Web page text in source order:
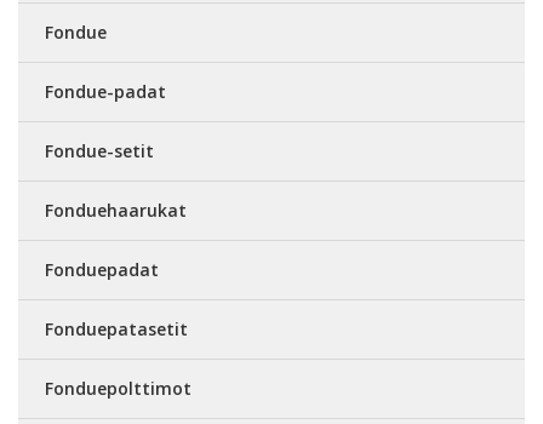
Fondue
Fondue-padat
Fondue-setit
Fonduehaarukat
Fonduepadat
Fonduepatasetit
Fonduepolttimot